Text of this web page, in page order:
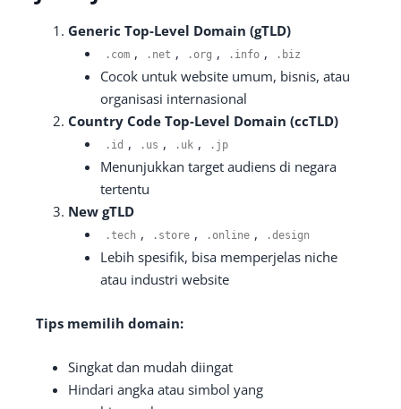
Generic Top-Level Domain (gTLD)
. com , . net , .org , . info , . biz
Cocok untuk website umum, bisnis, atau
organisasi internasional
Country Code Top-Level Domain (ccTLD)
. id , . us , . uk , . jp
Menunjukkan target audiens di negara
tertentu
New gTLD
.tech , . store , .online , .design
Lebih spesifik, bisa memperjelas niche
atau industri website
Tips memilih domain:
Singkat dan mudah diingat
Hindari angka atau simbol yang